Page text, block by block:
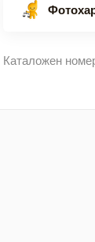
Каталожен